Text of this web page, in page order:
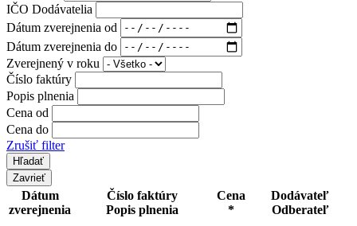
IČO Dodávatelia
Dátum zverejnenia od
Dátum zverejnenia do
Zverejnený v roku
Číslo faktúry
Popis plnenia
Cena od
Cena do
Zrušiť filter
Zavrieť
Dátum
zverejnenia
Číslo faktúry
Popis plnenia
Cena
*
Dodávateľ
Odberateľ